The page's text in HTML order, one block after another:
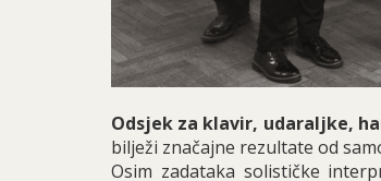
Odsjek za klavir, udaraljke,
bilježi značajne rezultate od
Osim zadataka solističke